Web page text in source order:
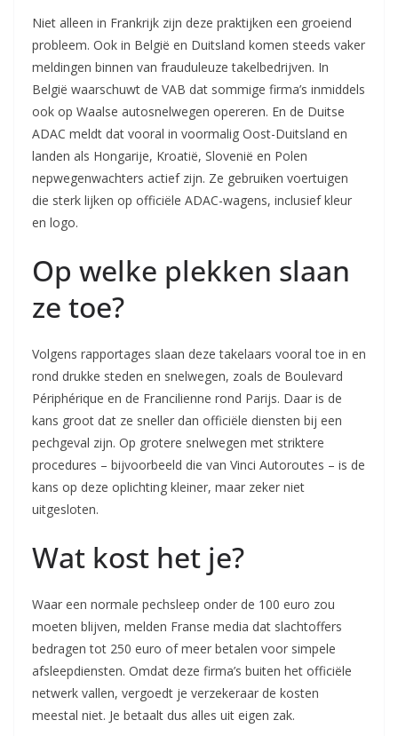
Niet alleen in Frankrijk zijn deze praktijken een groeiend
probleem. Ook in België en Duitsland komen steeds vaker
meldingen binnen van frauduleuze takelbedrijven. In
België waarschuwt de VAB dat sommige firma’s inmiddels
ook op Waalse autosnelwegen opereren. En de Duitse
ADAC meldt dat vooral in voormalig Oost-Duitsland en
landen als Hongarije, Kroatië, Slovenië en Polen
nepwegenwachters actief zijn. Ze gebruiken voertuigen
die sterk lijken op officiële ADAC-wagens, inclusief kleur
en logo.
Op welke plekken slaan
ze toe?
Volgens rapportages slaan deze takelaars vooral toe in en
rond drukke steden en snelwegen, zoals de Boulevard
Périphérique en de Francilienne rond Parijs. Daar is de
kans groot dat ze sneller dan officiële diensten bij een
pechgeval zijn. Op grotere snelwegen met striktere
procedures – bijvoorbeeld die van Vinci Autoroutes – is de
kans op deze oplichting kleiner, maar zeker niet
uitgesloten.
Wat kost het je?
Waar een normale pechsleep onder de 100 euro zou
moeten blijven, melden Franse media dat slachtoffers
bedragen tot 250 euro of meer betalen voor simpele
afsleepdiensten. Omdat deze firma’s buiten het officiële
netwerk vallen, vergoedt je verzekeraar de kosten
meestal niet. Je betaalt dus alles uit eigen zak.